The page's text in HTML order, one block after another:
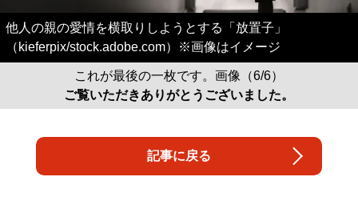
他人の親の愛情を横取りしようとする「放置子」
（kieferpix/stock.adobe.com）※画像はイメージ
これが最後の一枚です。画像（6/6）
ご覧いただきありがとうございました。
記事に戻る